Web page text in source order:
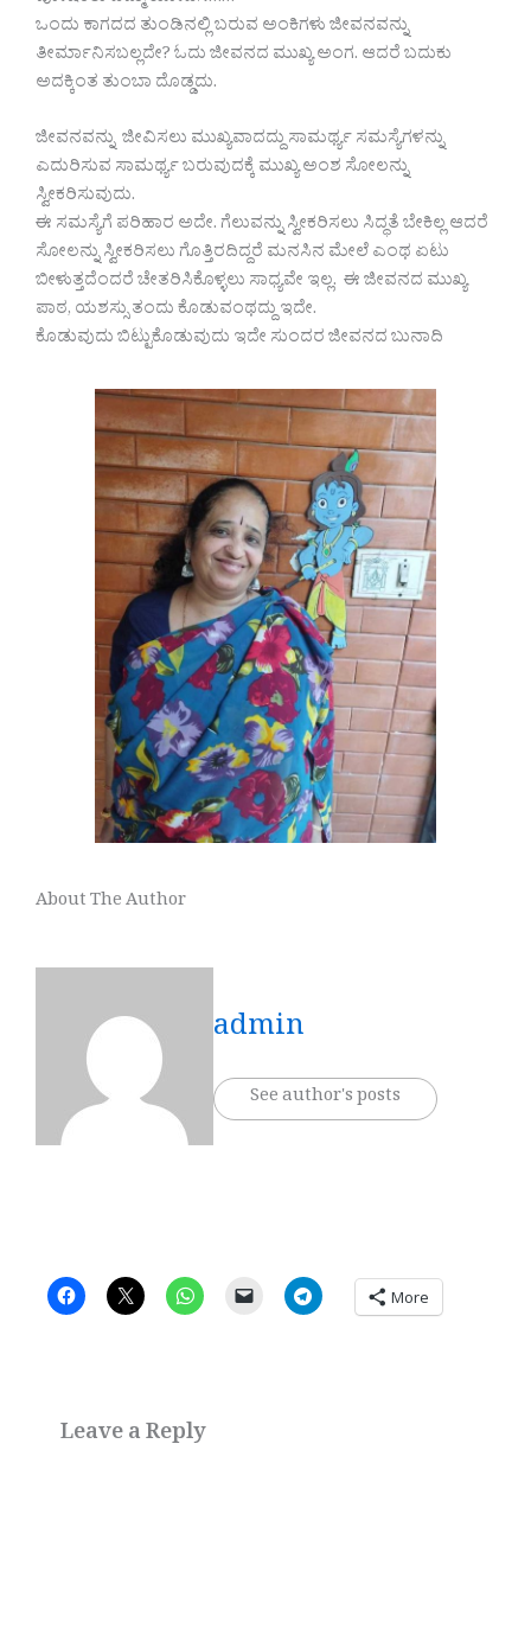
ಒಂದು ಕಾಗದದ ತುಂಡಿನಲ್ಲಿ ಬರುವ ಅಂಕಿಗಳು ಜೀವನವನ್ನು
ತೀರ್ಮಾನಿಸಬಲ್ಲದೇ? ಓದು ಜೀವನದ ಮುಖ್ಯ ಅಂಗ. ಆದರೆ ಬದುಕು
ಅದಕ್ಕಿಂತ ತುಂಬಾ ದೊಡ್ಡದು.
ಜೀವನವನ್ನು ಜೀವಿಸಲು ಮುಖ್ಯವಾದದ್ದು ಸಾಮರ್ಥ್ಯ ಸಮಸ್ಯೆಗಳನ್ನು
ಎದುರಿಸುವ ಸಾಮರ್ಥ್ಯ ಬರುವುದಕ್ಕೆ ಮುಖ್ಯ ಅಂಶ ಸೋಲನ್ನು
ಸ್ವೀಕರಿಸುವುದು.
ಈ ಸಮಸ್ಯೆಗೆ ಪರಿಹಾರ ಅದೇ. ಗೆಲುವನ್ನು ಸ್ವೀಕರಿಸಲು ಸಿದ್ಧತೆ ಬೇಕಿಲ್ಲ ಆದರೆ
ಸೋಲನ್ನು ಸ್ವೀಕರಿಸಲು ಗೊತ್ತಿರದಿದ್ದರೆ ಮನಸಿನ ಮೇಲೆ ಎಂಥ ಏಟು
ಬೀಳುತ್ತದೆಂದರೆ ಚೇತರಿಸಿಕೊಳ್ಳಲು ಸಾಧ್ಯವೇ ಇಲ್ಲ. ಈ ಜೀವನದ ಮುಖ್ಯ
ಪಾಠ, ಯಶಸ್ಸು ತಂದು ಕೊಡುವಂಥದ್ದು ಇದೇ.
ಕೊಡುವುದು ಬಿಟ್ಟುಕೊಡುವುದು ಇದೇ ಸುಂದರ ಜೀವನದ ಬುನಾದಿ
About The Author
admin
See author's posts
More
Leave a Reply